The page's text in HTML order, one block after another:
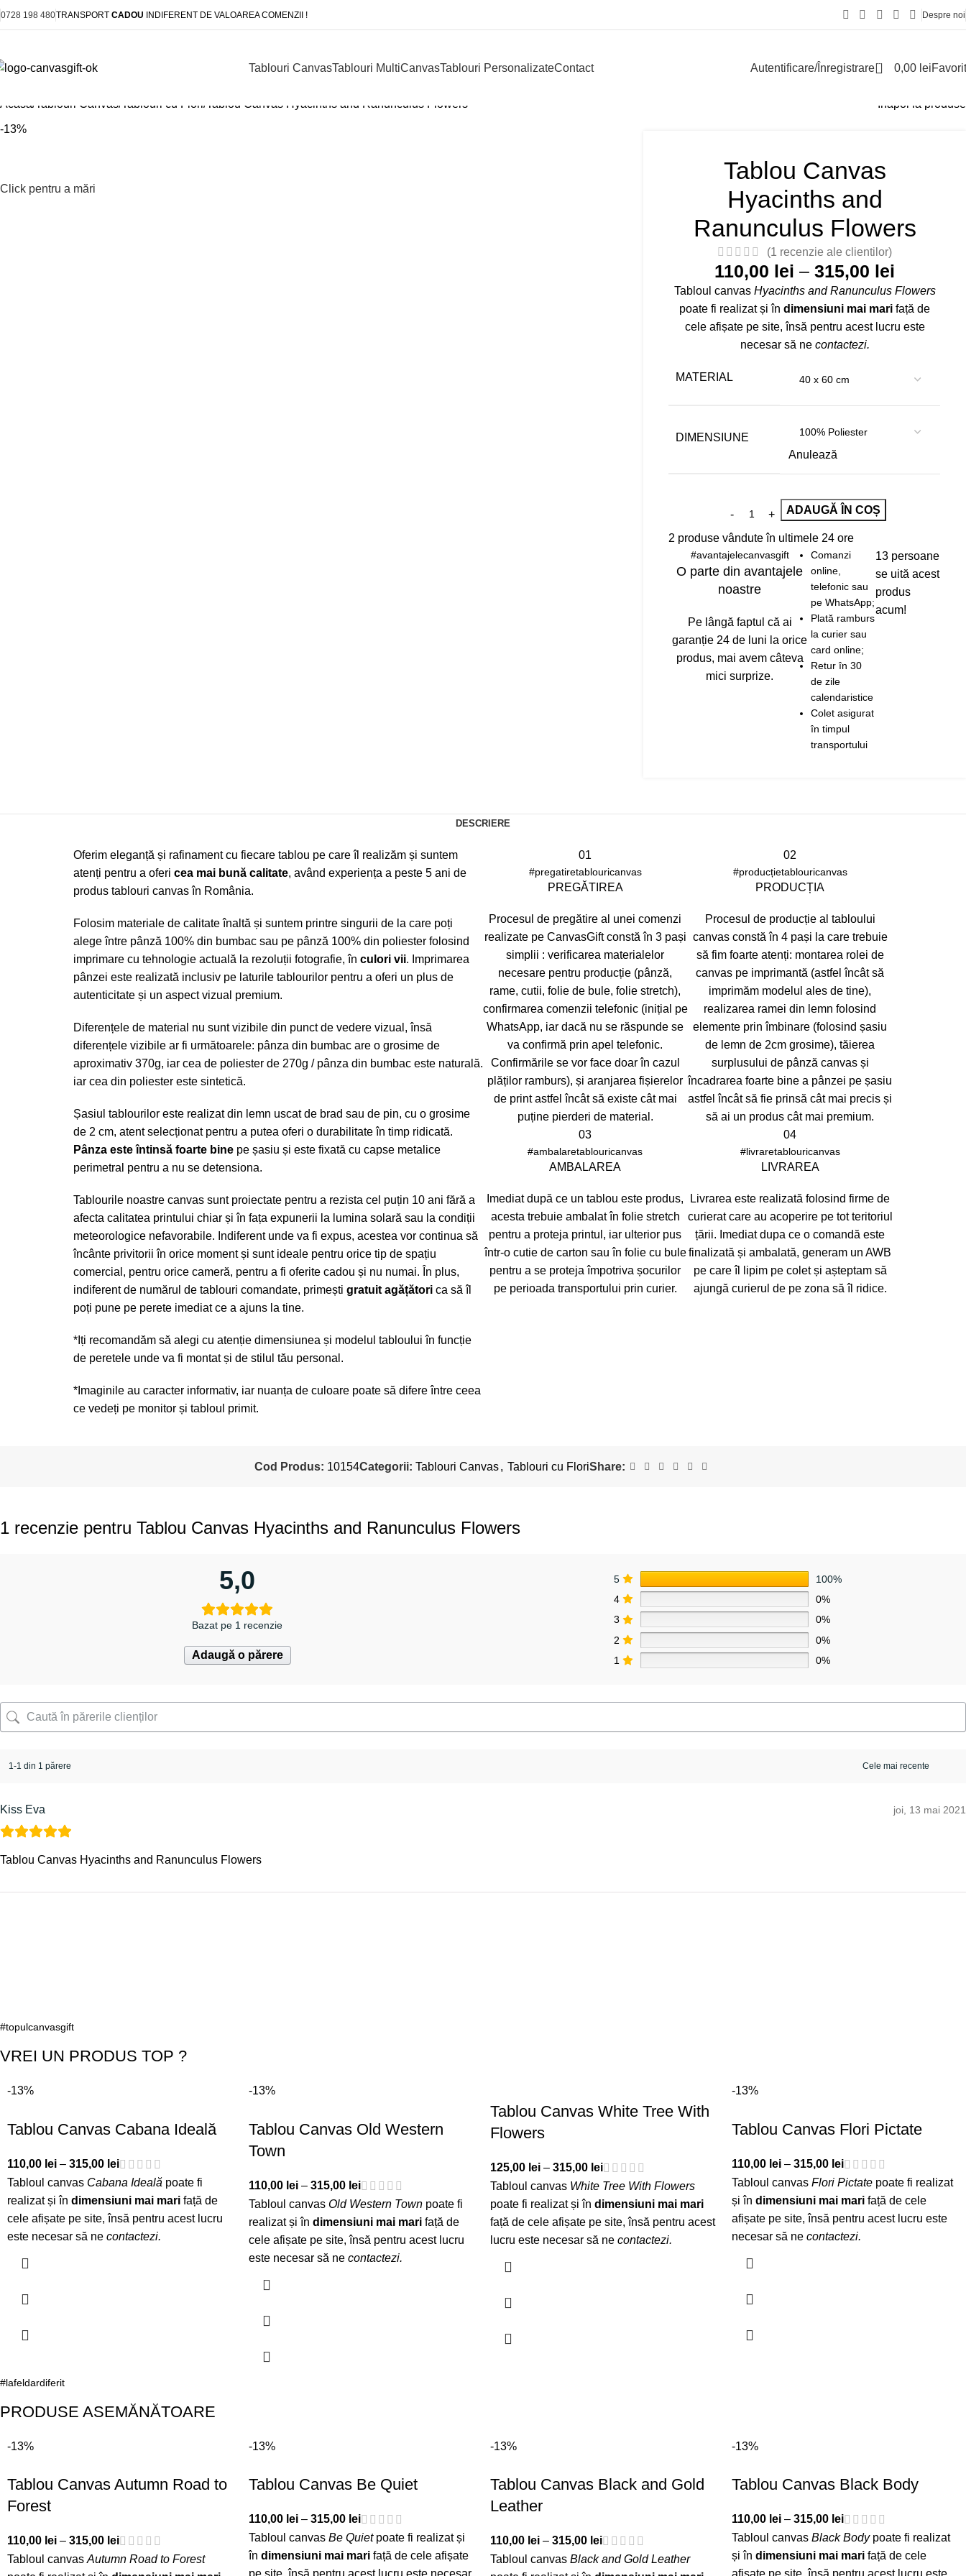
0728 198 480TRANSPORT CADOU INDIFERENT DE VALOAREA COMENZII ! Despre noi
Tablouri CanvasTablouri MultiCanvasTablouri PersonalizateContact Autentificare/Înregistrare 0 0,00 lei
Acasă Tablouri Canvas Tablouri cu Flori Tablou Canvas Hyacinths and Ranunculus Flowers Înapoi la produse
-13%
Click pentru a mări
Tablou Canvas
Hyacinths and
Ranunculus Flowers
(1 recenzie ale clientilor)
110,00 lei – 315,00 lei
Tabloul canvas Hyacinths and Ranunculus Flowers
poate fi realizat și îndimensiuni mai mari față de
cele afișate pe site, însă pentru acest lucru este
necesar să ne contactezi.
MATERIAL
DIMENSIUNE
Anulează
ADAUGĂ ÎN COȘ
2 produse vândute în ultimele 24 ore
#avantajelecanvasgift
O parte din avantajele
noastre
Pe lângă faptul că ai
garanție 24 de luni la orice
produs, mai avem câteva
mici surprize.
Comanzi
online,
telefonic sau
pe WhatsApp;
Plată ramburs
la curier sau
card online;
Retur în 30
de zile
calendaristice
Colet asigurat
în timpul
transportului
13 persoane
se uită acest
produs
acum!
DESCRIERE
Oferim eleganță și rafinament cu fiecare tablou pe care îl realizăm și suntem
atenți pentru a oferi cea mai bună calitate, având experiența a peste 5 ani de
produs tablouri canvas în România.
Folosim materiale de calitate înaltă și suntem printre singurii de la care poți
alege între pânză 100% din bumbac sau pe pânză 100% din poliester folosind
imprimare cu tehnologie actuală la rezoluții fotografie, în culori vii. Imprimarea
pânzei este realizată inclusiv pe laturile tablourilor pentru a oferi un plus de
autenticitate și un aspect vizual premium.
Diferențele de material nu sunt vizibile din punct de vedere vizual, însă
diferențele vizibile ar fi următoarele: pânza din bumbac are o grosime de
aproximativ 370g, iar cea de poliester de 270g / pânza din bumbac este naturală.
iar cea din poliester este sintetică.
Șasiul tablourilor este realizat din lemn uscat de brad sau de pin, cu o grosime
de 2 cm, atent selecționat pentru a putea oferi o durabilitate în timp ridicată.
Pânza este întinsă foarte binepe șasiu și este fixată cu capse metalice
perimetral pentru a nu se detensiona.
Tablourile noastre canvas sunt proiectate pentru a rezista cel puțin 10 ani fără a
afecta calitatea printului chiar și în fața expunerii la lumina solară sau la condiții
meteorologice nefavorabile. Indiferent unde va fi expus, acestea vor continua să
încânte privitorii în orice moment și sunt ideale pentru orice tip de spațiu
comercial, pentru orice cameră, pentru a fi oferite cadou și nu numai. În plus,
indiferent de numărul de tablouri comandate, primești gratuit agățătorica să îl
poți pune pe perete imediat ce a ajuns la tine.
*Iți recomandăm să alegi cu atenție dimensiunea și modelul tabloului în funcție
de peretele unde va fi montat și de stilul tău personal.
*Imaginile au caracter informativ, iar nuanța de culoare poate să difere între ceea
ce vedeți pe monitor și tabloul primit.
01
#pregatiretablouricanvas
PREGĂTIREA
Procesul de pregătire al unei comenzi
realizate pe CanvasGift constă în 3 pași
simplii : verificarea materialelor
necesare pentru producție (pânză,
rame, cutii, folie de bule, folie stretch),
confirmarea comenzii telefonic (inițial pe
WhatsApp, iar dacă nu se răspunde se
va confirmă prin apel telefonic.
Confirmările se vor face doar în cazul
plăților ramburs), și aranjarea fișierelor
de print astfel încât să existe cât mai
puține pierderi de material.
03
#ambalaretablouricanvas
AMBALAREA
Imediat după ce un tablou este produs,
acesta trebuie ambalat în folie stretch
pentru a proteja printul, iar ulterior pus
într-o cutie de carton sau în folie cu bule
pentru a se proteja împotriva șocurilor
pe perioada transportului prin curier.
02
#producțietablouricanvas
PRODUCȚIA
Procesul de producție al tabloului
canvas constă în 4 pași la care trebuie
să fim foarte atenți: montarea rolei de
canvas pe imprimantă (astfel încât să
imprimăm modelul ales de tine),
realizarea ramei din lemn folosind
elemente prin îmbinare (folosind șasiu
de lemn de 2cm grosime), tăierea
surplusului de pânză canvas și
încadrarea foarte bine a pânzei pe șasiu
astfel încât să fie prinsă cât mai precis și
să ai un produs cât mai premium.
04
#livraretablouricanvas
LIVRAREA
Livrarea este realizată folosind firme de
curierat care au acoperire pe tot teritoriul
țării. Imediat dupa ce o comandă este
finalizată și ambalată, generam un AWB
pe care îl lipim pe colet și așteptam să
ajungă curierul de pe zona să îl ridice.
Cod Produs: 10154Categorii: Tablouri Canvas, Tablouri cu FloriShare:
1 recenzie pentru Tablou Canvas Hyacinths and Ranunculus Flowers
5,0
Bazat pe 1 recenzie
Adaugă o părere
5
100%
4
0%
3
0%
2
0%
1
0%
1-1 din 1 părere
Kiss Eva joi, 13 mai 2021
Tablou Canvas Hyacinths and Ranunculus Flowers
#topulcanvasgift
VREI UN PRODUS TOP ?
-13%
Tablou Canvas Cabana Ideală
110,00 lei – 315,00 lei
Tabloul canvas Cabana Ideală poate fi
realizat și în dimensiuni mai mari față de
cele afișate pe site, însă pentru acest lucru
este necesar să ne contactezi.
-13%
Tablou Canvas Old Western
Town
110,00 lei – 315,00 lei
Tabloul canvas Old Western Town poate fi
realizat și în dimensiuni mai mari față de
cele afișate pe site, însă pentru acest lucru
este necesar să ne contactezi.
Tablou Canvas White Tree With
Flowers
125,00 lei – 315,00 lei
Tabloul canvas White Tree With Flowers
poate fi realizat și în dimensiuni mai mari
față de cele afișate pe site, însă pentru acest
lucru este necesar să ne contactezi.
-13%
Tablou Canvas Flori Pictate
110,00 lei – 315,00 lei
Tabloul canvas Flori Pictate poate fi realizat
și în dimensiuni mai mari față de cele
afișate pe site, însă pentru acest lucru este
necesar să ne contactezi.
#lafeldardiferit
PRODUSE ASEMĂNĂTOARE
-13%
Tablou Canvas Autumn Road to
Forest
110,00 lei – 315,00 lei
Tabloul canvas Autumn Road to Forest
-13%
Tablou Canvas Be Quiet
110,00 lei – 315,00 lei
Tabloul canvas Be Quietpoate fi realizat și
în dimensiuni mai mari față de cele afișate
-13%
Tablou Canvas Black and Gold
Leather
110,00 lei – 315,00 lei
Tabloul canvas Black and Gold Leather
-13%
Tablou Canvas Black Body
110,00 lei – 315,00 lei
Tabloul canvas Black Bodypoate fi realizat
și în dimensiuni mai mari față de cele